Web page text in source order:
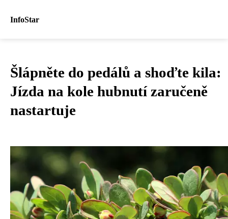
InfoStar
Šlápněte do pedálů a shoďte kila:
Jízda na kole hubnutí zaručeně
nastartuje